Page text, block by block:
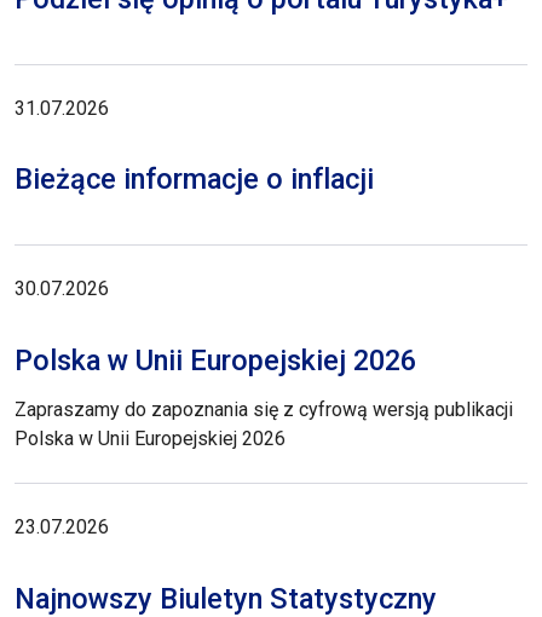
31.07.2026
Bieżące informacje o inflacji
30.07.2026
Polska w Unii Europejskiej 2026
Zapraszamy do zapoznania się z cyfrową wersją publikacji
Polska w Unii Europejskiej 2026
23.07.2026
Najnowszy Biuletyn Statystyczny